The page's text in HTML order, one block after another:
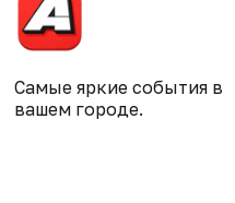
Самые яркие события в
вашем городе.